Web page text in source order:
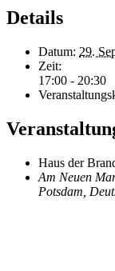
Details
Datum: 29.
Zeit:
17:00 - 20:30
Haus der
Am Neuen
Potsdam